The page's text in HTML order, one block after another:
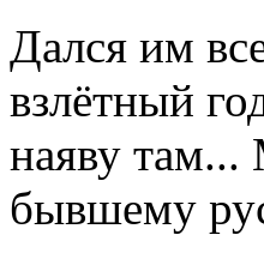
Дался им
взлётный
наяву там...
бывшему